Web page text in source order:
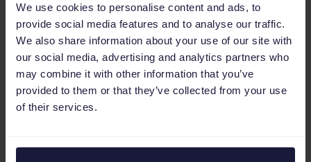
We use cookies to personalise content and ads, to
provide social media features and to analyse our traffic.
We also share information about your use of our site with
our social media, advertising and analytics partners who
may combine it with other information that you’ve
provided to them or that they’ve collected from your use
of their services.